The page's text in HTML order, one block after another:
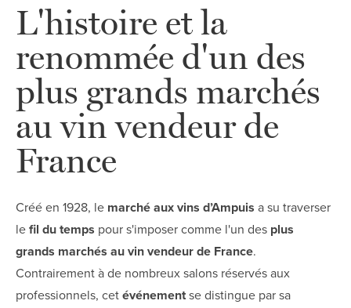
L'histoire et la
renommée d'un des
plus grands marchés
au vin vendeur de
France
Créé en 1928, le marché aux vins d’Ampuis a su traverser
le fil du temps pour s'imposer comme l'un des plus
grands marchés au vin vendeur de France.
Contrairement à de nombreux salons réservés aux
professionnels, cet événementse distingue par sa